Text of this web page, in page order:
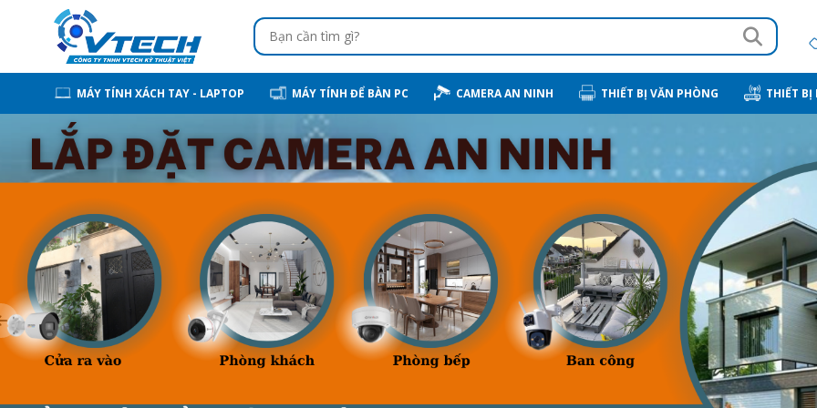
MÁY TÍNH XÁCH TAY - LAPTOP MÁY TÍNH ĐỂ BÀN PC CAMERA AN NINH THIẾT BỊ VĂN PHÒNG THIẾT BỊ